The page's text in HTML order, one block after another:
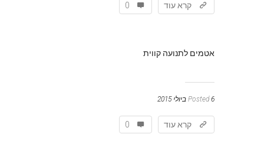
קרא עוד 0
אטמים לתנועה קווית
Posted6 ביולי 2015
קרא עוד 0